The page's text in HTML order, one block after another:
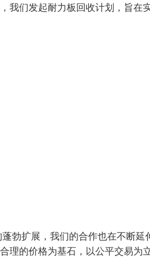
我们发起耐力板回收计划，旨在
勃扩展，我们的合作也在不断延
理的价格为基石，以公平交易为